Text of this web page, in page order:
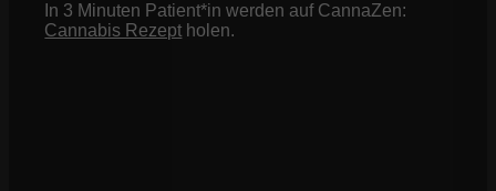
In 3 Minuten Patient*in werden auf CannaZen:
Cannabis Rezept holen.